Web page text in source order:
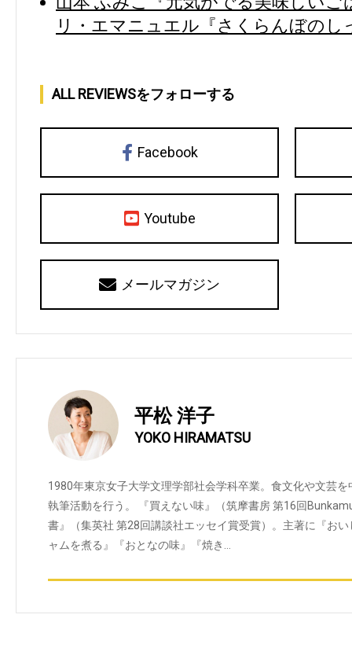
リ・エマニュエル『さくらんぼのし
ALL REVIEWSをフォローする
Facebook
Youtube
メールマガジン
平松 洋子
YOKO HIRAMATSU
1980年東京女子大学文理学部社会学科卒業。食文化や文芸
執筆活動を行う。 『買えない味』（筑摩書房 第16回
書』（集英社 第28回講談社エッセイ賞受賞）。主著に『お
ャムを煮る』『おとなの味』『焼き…